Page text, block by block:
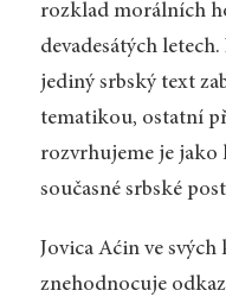
rozklad morálních
devadesátých
jediný srbský text
tematikou, ostatní
rozvrhujeme je jako
současné srbské
Jovica Aćin ve
znehodnocuje